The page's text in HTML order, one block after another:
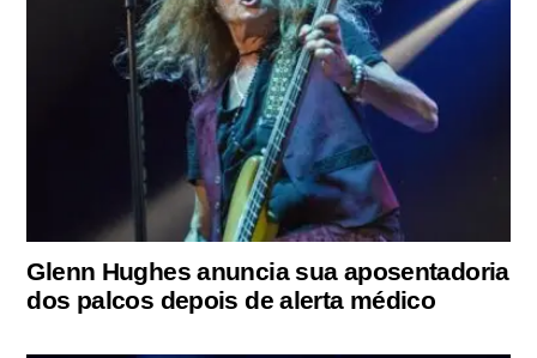
Glenn Hughes anuncia sua aposentadoria
dos palcos depois de alerta médico